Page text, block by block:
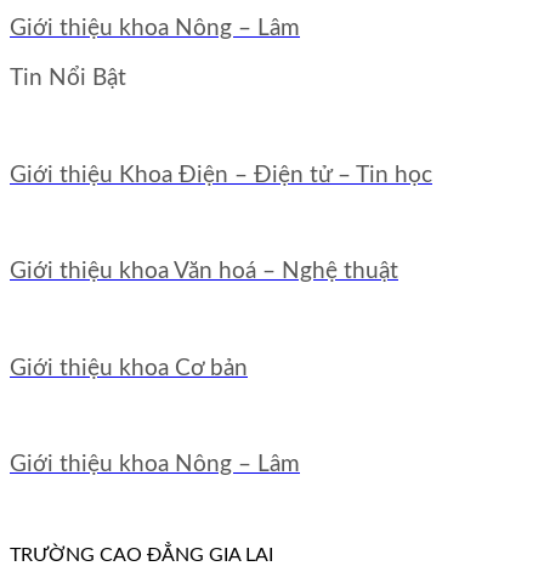
Giới thiệu khoa Nông – Lâm
Tin Nổi Bật
Giới thiệu Khoa Điện – Điện tử – Tin học
Giới thiệu khoa Văn hoá – Nghệ thuật
Giới thiệu khoa Cơ bản
Giới thiệu khoa Nông – Lâm
TRƯỜNG CAO ĐẲNG GIA LAI